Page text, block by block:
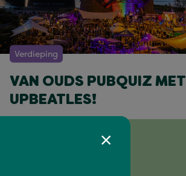
Verdieping
VAN OUDS PUBQUIZ MET
UPBEATLES!